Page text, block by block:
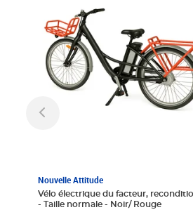
Nouvelle Attitude
Vélo électrique du facteur,
- Taille normale - Noir/ Rouge